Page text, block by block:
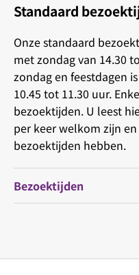
Standaard
Onze standaard
met zondag van 14.30
zondag en feestdagen
10.45 tot 11.30 uur.
bezoektijden. U leest
per keer welkom zijn
bezoektijden hebben.
Bezoektijden